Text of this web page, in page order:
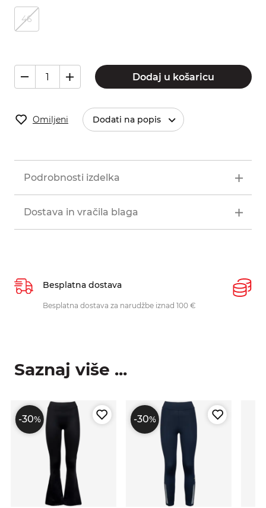
46
Dodaj u košaricu
Omiljeni Dodati na popis
Podrobnosti izdelka
Dostava in vračila blaga
Besplatna dostava
Besplatna dostava za narudžbe iznad 100 €
Saznaj više ...
-30% -30%